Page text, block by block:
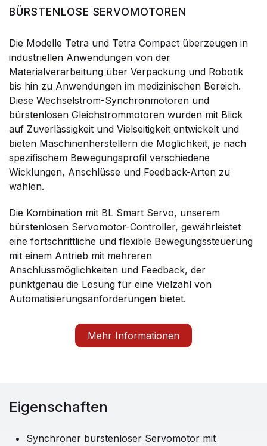
BÜRSTENLOSE SERVOMOTOREN
Die Modelle Tetra und Tetra Compact überzeugen in
industriellen Anwendungen von der
Materialverarbeitung über Verpackung und Robotik
bis hin zu Anwendungen im medizinischen Bereich.
Diese Wechselstrom-Synchronmotoren und
bürstenlosen Gleichstrommotoren wurden mit Blick
auf Zuverlässigkeit und Vielseitigkeit entwickelt und
bieten Maschinenherstellern die Möglichkeit, je nach
spezifischem Bewegungsprofil verschiedene
Wicklungen, Anschlüsse und Feedback-Arten zu
wählen.
Die Kombination mit BL Smart Servo, unserem
bürstenlosen Servomotor-Controller, gewährleistet
eine fortschrittliche und flexible Bewegungssteuerung
mit einem Antrieb mit mehreren
Anschlussmöglichkeiten und Feedback, der
punktgenau die Lösung für eine Vielzahl von
Automatisierungsanforderungen bietet.
Mehr Informationen
Eigenschaften
Synchroner bürstenloser Servomotor mit